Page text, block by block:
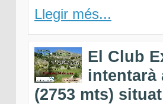
Llegir més...
El Club
intentarà
(2753 mts)